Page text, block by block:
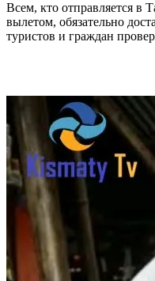
Всем, кто отправляется в
вылетом, обязательно
туристов и граждан